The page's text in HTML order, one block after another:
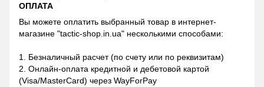
ОПЛАТА
Вы можете оплатить выбранный товар в интернет-
магазине "tactic-shop.in.ua" несколькими способами:
1. Безналичный расчет (по счету или по реквизитам)
2. Онлайн-оплата кредитной и дебетовой картой
(Visa/MasterCard) через WayForPay